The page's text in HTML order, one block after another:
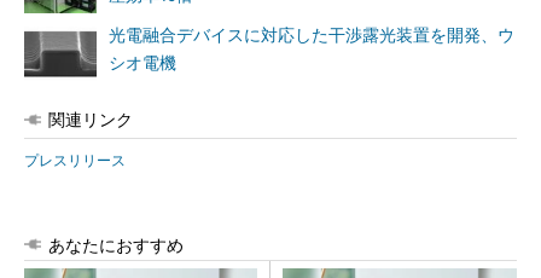
光電融合デバイスに対応した干渉露光装置を開発、ウ
シオ電機
関連リンク
プレスリリース
あなたにおすすめ